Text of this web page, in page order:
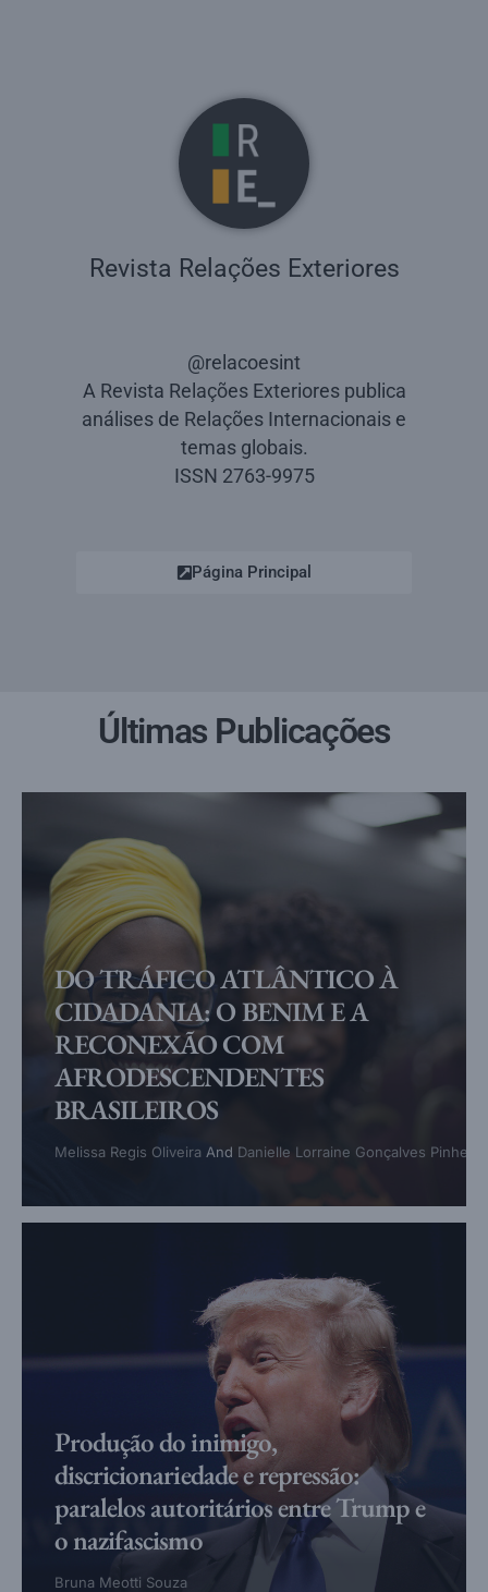
Revista Relações Exteriores
@relacoesint
A Revista Relações Exteriores publica
análises de Relações Internacionais e
temas globais.
ISSN 2763-9975
Página Principal
Últimas Publicações
DO TRÁFICO ATLÂNTICO À
CIDADANIA: O BENIM E A
RECONEXÃO COM
AFRODESCENDENTES
BRASILEIROS
Melissa Regis Oliveira And Danielle Lorraine Gonçalves Pinheiro
Produção do inimigo,
discricionariedade e repressão:
paralelos autoritários entre Trump e
o nazifascismo
Bruna Meotti Souza